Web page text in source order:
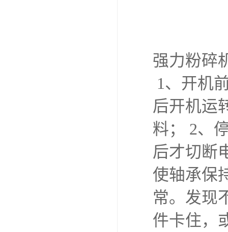
强力粉碎
1、开机
后开机运
料； 2、
后才切断
使轴承保
常。发现
件卡住，